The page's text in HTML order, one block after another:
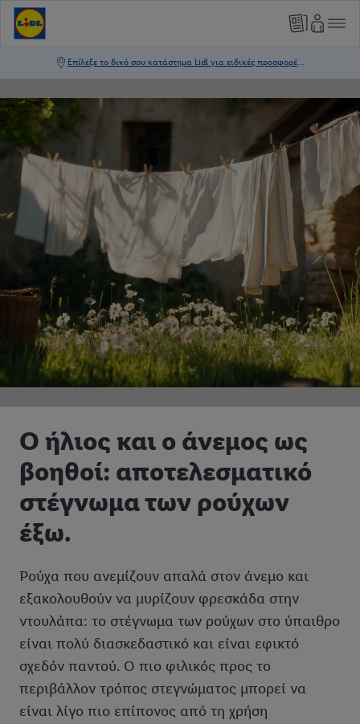
Ο ήλιος και ο άνεμος ως
βοηθοί: αποτελεσματικό
στέγνωμα των ρούχων
έξω.
Ρούχα που ανεμίζουν απαλά στον άνεμο και
εξακολουθούν να μυρίζουν φρεσκάδα στην
ντουλάπα: το στέγνωμα των ρούχων στο ύπαιθρο
είναι πολύ διασκεδαστικό και είναι εφικτό
σχεδόν παντού. Ο πιο φιλικός προς το
περιβάλλον τρόπος στεγνώματος μπορεί να
είναι λίγο πιο επίπονος από τη χρήση